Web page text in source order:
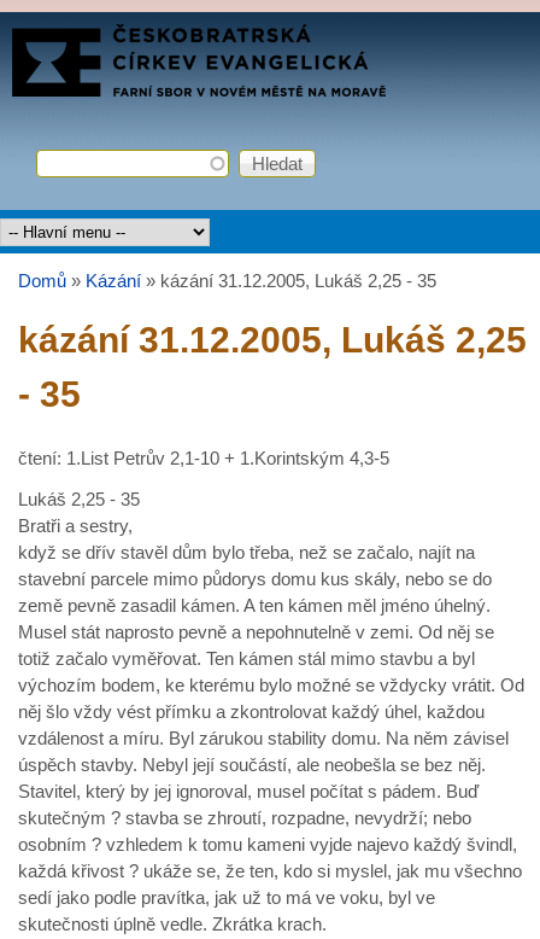
Přejít k hlavnímu obsahu
FARNÍ
SBOR
Vyhledávání
Hledat
Hlavní menu
Domů » Kázání » kázání 31.12.2005, Lukáš 2,25 - 35
kázání 31.12.2005, Lukáš 2,25
- 35
čtení: 1.List Petrův 2,1-10 + 1.Korintským 4,3-5
Lukáš 2,25 - 35
Bratři a sestry,
když se dřív stavěl dům bylo třeba, než se začalo, najít na
stavební parcele mimo půdorys domu kus skály, nebo se do
země pevně zasadil kámen. A ten kámen měl jméno úhelný.
Musel stát naprosto pevně a nepohnutelně v zemi. Od něj se
totiž začalo vyměřovat. Ten kámen stál mimo stavbu a byl
výchozím bodem, ke kterému bylo možné se vždycky vrátit. Od
něj šlo vždy vést přímku a zkontrolovat každý úhel, každou
vzdálenost a míru. Byl zárukou stability domu. Na něm závisel
úspěch stavby. Nebyl její součástí, ale neobešla se bez něj.
Stavitel, který by jej ignoroval, musel počítat s pádem. Buď
skutečným ? stavba se zhroutí, rozpadne, nevydrží; nebo
osobním ? vzhledem k tomu kameni vyjde najevo každý švindl,
každá křivost ? ukáže se, že ten, kdo si myslel, jak mu všechno
sedí jako podle pravítka, jak už to má ve voku, byl ve
skutečnosti úplně vedle. Zkrátka krach.